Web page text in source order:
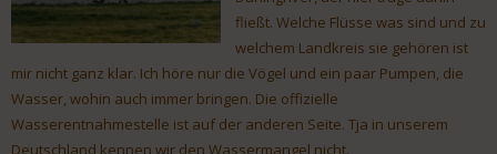
fließt. Welche Flüsse was sind und zu
welchem Landkreis sie gehören ist
mir nicht ganz klar. Ich höre nur die Vögel und ein paar Pumpen, die
Wasser, wohin auch immer bringen. Die offizielle
Wasserentnahmestelle ist auf der anderen Seite. Tja in unserem
Deutschland kennen wir den Wassermangel nicht.